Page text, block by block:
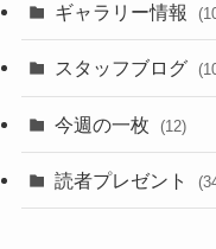
ギャラリー情報
スタッフブログ
今週の一枚 (12)
読者プレゼント